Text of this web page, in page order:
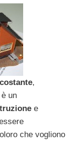
,
è un
e
che vogliono